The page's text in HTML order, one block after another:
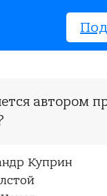
автором
Куприн